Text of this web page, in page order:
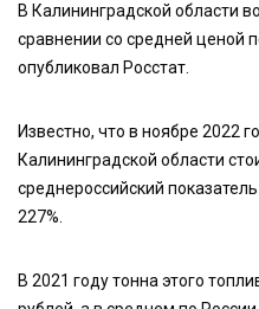
В Калининградской области
сравнении со средней ценой
опубликовал Росстат.
Известно, что в ноябре 2022
Калининградской области
среднероссийский
227%.
В 2021 году тонна этого